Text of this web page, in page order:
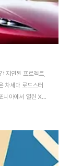
지연된 프로젝트,
차세대 로드스터
니아에서 열린 X
라비(Lars
라 로드스터는
2020년 출시 예
위 변경으로 인해 계